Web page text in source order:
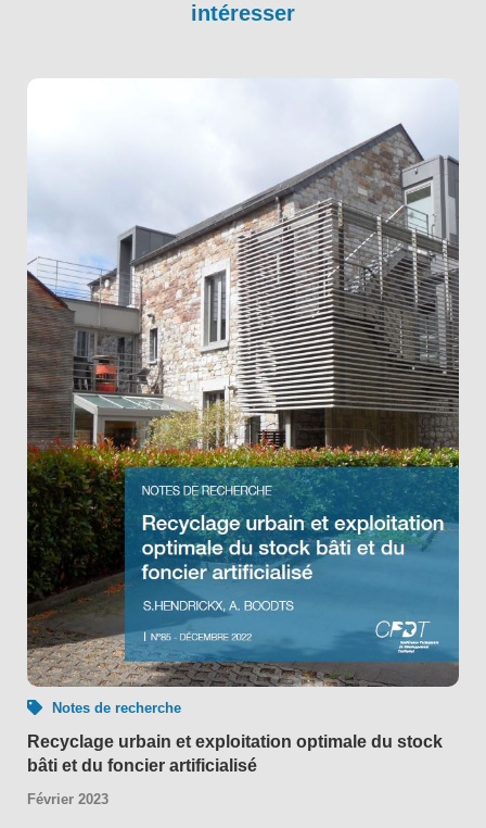
intéresser
Notes de recherche
Recyclage urbain et exploitation optimale du stock
bâti et du foncier artificialisé
Février 2023